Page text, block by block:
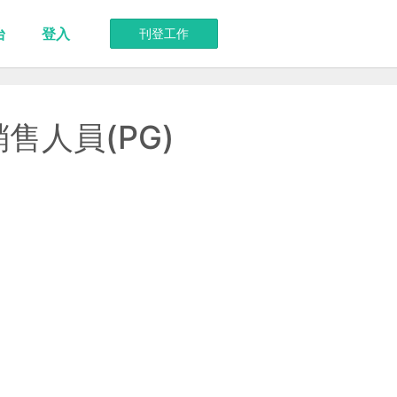
刊登工作
登入
人員(PG)